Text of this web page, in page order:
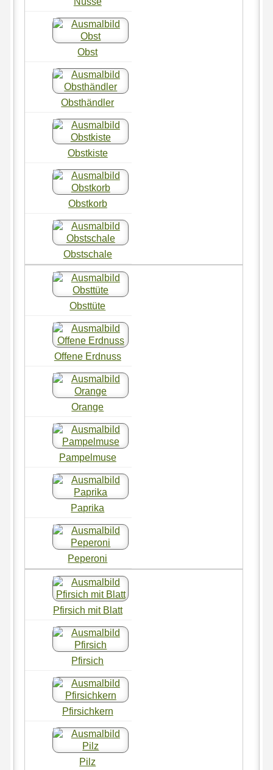
Obst
Obsthändler
Obstkiste
Obstkorb
Obstschale
Obsttüte
Offene Erdnuss
Orange
Pampelmuse
Paprika
Peperoni
Pfirsich mit Blatt
Pfirsich
Pfirsichkern
Pilz